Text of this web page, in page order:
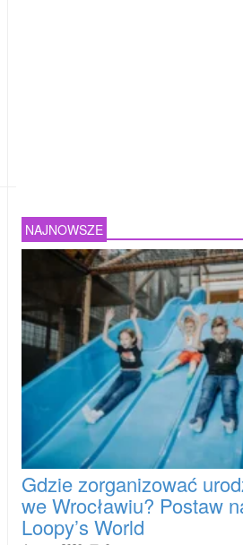
NAJNOWSZE
Gdzie zorganizować
we Wrocławiu? Postaw
Loopy’s World